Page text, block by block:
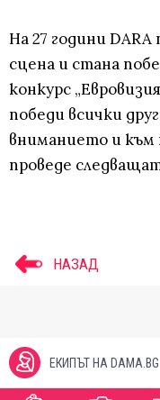
На 27 години
сцена и стана
конкурс
победи всички
вниманието и
проведе
НАЗАД
ЕКИПЪТ НА DAMA.BG